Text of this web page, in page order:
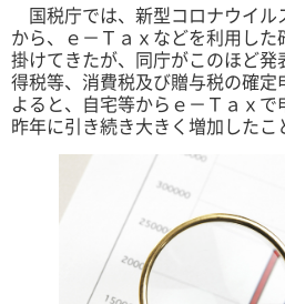
国税庁では、新型コロナウイル
から、ｅ－Ｔａｘなどを利用し
掛けてきたが、同庁がこのほど
得税等、消費税及び贈与税の確
よると、自宅等からｅ－Ｔａｘで
昨年に引き続き大きく増加したこ